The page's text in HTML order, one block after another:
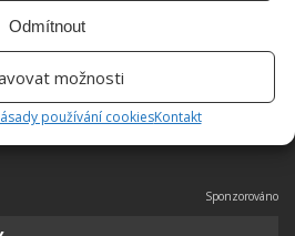
Odmítnout
možnosti
používání cookiesKontakt
velkým kutilem. V podstatě vše, co je
možné najít v j...[Více o autorovi]